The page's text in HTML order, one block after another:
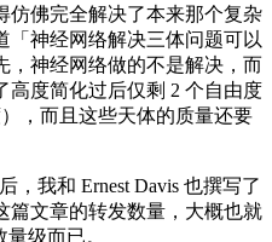
仿佛完全解决了本来那个复杂
「神经网络解决三体问题可以
，神经网络做的不是解决，而
高度简化过后仅剩 2 个自由度
，而且这些天体的质量还要
我和 Ernest Davis 也撰写了
篇文章的转发数量，大概也就
级而已。